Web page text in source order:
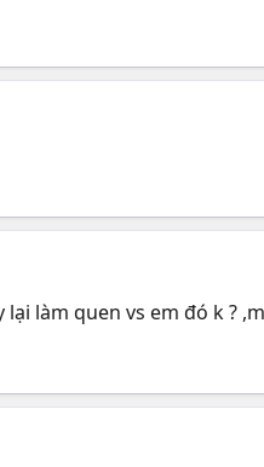
làm quen vs em đó k ?